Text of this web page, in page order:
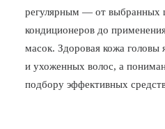
регулярным — от выбранных
кондиционеров до
масок. Здоровая кожа головы
и ухоженных волос, а
подбору эффективных